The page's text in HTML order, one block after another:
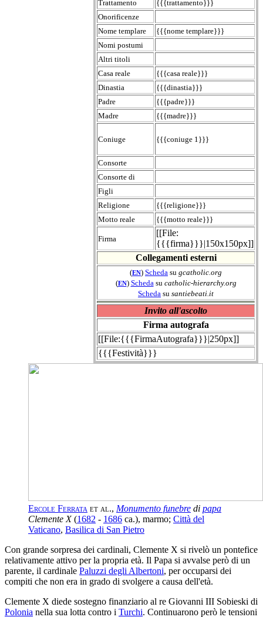
Trattamento
{{{trattamento}}}
Onorificenze
Nome templare
{{{nome templare}}}
Nomi postumi
Altri titoli
Casa reale
{{{casa reale}}}
Dinastia
{{{dinastia}}}
Padre
{{{padre}}}
Madre
{{{madre}}}
Coniuge {{{coniuge 1}}}
Consorte
Consorte di
Figli
Religione
{{{religione}}}
Motto reale
{{{motto reale}}}
Firma
[[File:
{{{firma}}}|150x150px]]
Collegamenti esterni
(EN) Scheda su gcatholic.org
(EN) Scheda su catholic-hierarchy.org
Scheda su santiebeati.it
Invito all'ascolto
Firma autografa
[[File:{{{FirmaAutografa}}}|250px]]
{{{Festività}}}
Ercole Ferrata et al., Monumento funebre di papa
Clemente X(1682 - 1686 ca.), marmo; Città del
Vaticano, Basilica di San Pietro
Con grande sorpresa dei cardinali, Clemente X si rivelò un pontefice
relativamente attivo per la propria età. Il Papa si avvalse però di un
parente, il cardinale Paluzzi degli Albertoni, per occuparsi dei
compiti che non era in grado di svolgere a causa dell'età.
Clemente X diede sostegno finanziario al re Giovanni III Sobieski di
Polonia nella sua lotta contro i Turchi. Continuarono però le tensioni